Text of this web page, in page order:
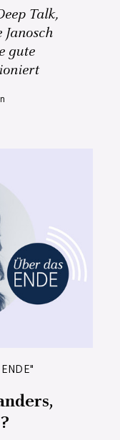
Talk,
gute